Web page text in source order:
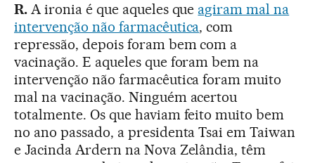
R. A ironia é que aqueles que agiram mal na
intervenção não farmacêutica, com
repressão, depois foram bem com a
vacinação. E aqueles que foram bem na
intervenção não farmacêutica foram muito
mal na vacinação. Ninguém acertou
totalmente. Os que haviam feito muito bem
no ano passado, a presidenta Tsai em Taiwan
e Jacinda Ardern na Nova Zelândia, têm